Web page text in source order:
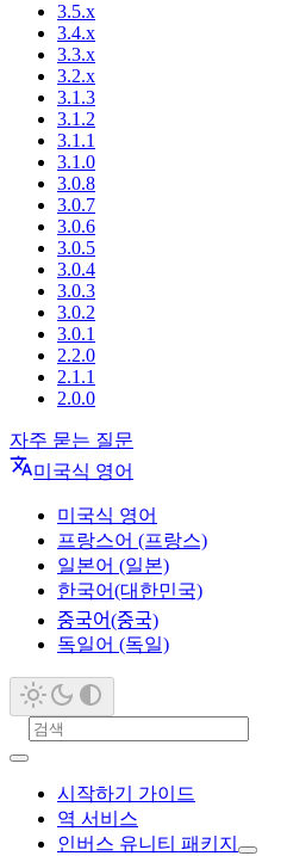
3.5.x
3.4.x
3.3.x
3.2.x
3.1.3
3.1.2
3.1.1
3.1.0
3.0.8
3.0.7
3.0.6
3.0.5
3.0.4
3.0.3
3.0.2
3.0.1
2.2.0
2.1.1
2.0.0
자주 묻는 질문
미국식 영어
미국식 영어
프랑스어 (프랑스)
일본어 (일본)
한국어(대한민국)
중국어(중국)
독일어 (독일)
시작하기 가이드
역 서비스
인버스 유니티 패키지